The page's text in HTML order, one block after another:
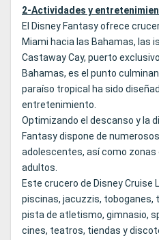
2-Actividades y
El Disney Fantasy ofrece
Miami hacia las Bahamas, las
Castaway Cay, puerto
Bahamas, es el punto
paraíso tropical ha sido
entretenimiento.
Optimizando el descanso y la
Fantasy dispone de
adolescentes, así como zonas
adultos.
Este crucero de Disney Cruise
piscinas, jacuzzis, toboganes,
pista de atletismo, gimnasio,
cines, teatros, tiendas y